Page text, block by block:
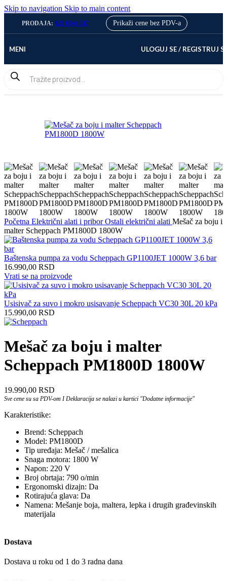
Skip to navigation Skip to main content
PRODAJA:021 6546 537 Prikaži cene bez PDV-a
MENI ULOGUJ SE / REGISTRUJ
Products
search
Početna Električni alati i priborOstali električni alati Mešač za boju i
malter Scheppach PM1800D 1800W
Baštenska pumpa za vodu Scheppach GP1100JET 1000W 3,6 bar
16.990,00 RSD
Vrati se na proizvode
Usisivač za suvo i mokro usisavanje Scheppach VC30 30L 20 kPa
15.990,00 RSD
Mešač za boju i malter
Scheppach PM1800D 1800W
19.990,00 RSD
Sve cene su sa PDV-om I Deklaracija se nalazi u kartici "Dodatne informacije"
Karakteristike:
Brend: Scheppach
Model: PM1800D
Tip uređaja: Mešač / mešalica
Snaga motora: 1800 W
Napon: 220 V
Broj obrtaja: 790 o/min
Ergonomski dizajn: Da
Rotirajuća glava: Da
Namena: Mešanje boja, maltera, lepka i drugih građevinskih
materijala
Dostava
Dostava u roku od 1 do 3 radna dana